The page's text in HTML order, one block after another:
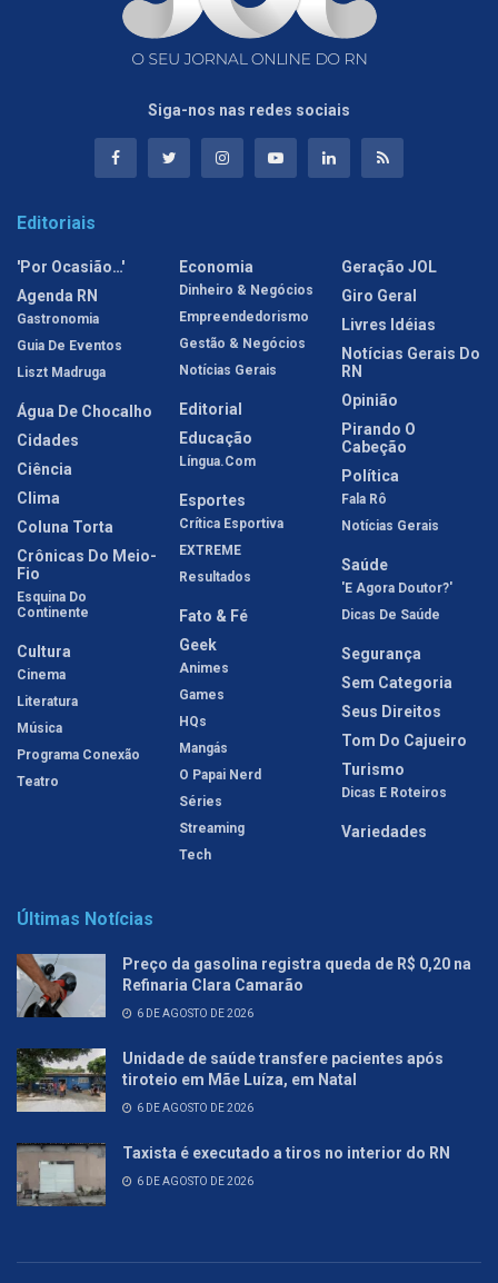
Siga-nos nas redes sociais
Editoriais
'Por Ocasião…'
Agenda RN
Gastronomia
Guia De Eventos
Liszt Madruga
Água De Chocalho
Cidades
Ciência
Clima
Coluna Torta
Crônicas Do Meio-
Fio
Esquina Do
Continente
Cultura
Cinema
Literatura
Música
Programa Conexão
Teatro
Economia
Dinheiro & Negócios
Empreendedorismo
Gestão & Negócios
Notícias Gerais
Editorial
Educação
Língua.com
Esportes
Crítica Esportiva
EXTREME
Resultados
Fato & Fé
Geek
Animes
Games
HQs
Mangás
O Papai Nerd
Séries
Streaming
Tech
Geração JOL
Giro Geral
Livres Idéias
Notícias Gerais Do
RN
Opinião
Pirando O
Cabeção
Política
Fala Rô
Notícias Gerais
Saúde
'E Agora Doutor?'
Dicas De Saúde
Segurança
Sem Categoria
Seus Direitos
Tom Do Cajueiro
Turismo
Dicas E Roteiros
Variedades
Últimas Notícias
Preço da gasolina registra queda de R$ 0,20 na
Refinaria Clara Camarão
6 DE AGOSTO DE 2026
Unidade de saúde transfere pacientes após
tiroteio em Mãe Luíza, em Natal
6 DE AGOSTO DE 2026
Taxista é executado a tiros no interior do RN
6 DE AGOSTO DE 2026